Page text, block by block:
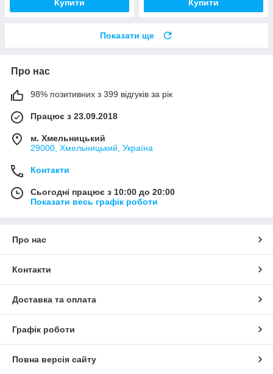
Купити Купити
Показати ще
Про нас
98% позитивних з 399 відгуків за рік
Працює з 23.09.2018
м. Хмельницький
29000, Хмельницький, Україна
Контакти
Сьогодні працює з 10:00 до 20:00
Показати весь графік роботи
Про нас
Контакти
Доставка та оплата
Графік роботи
Повна версія сайту